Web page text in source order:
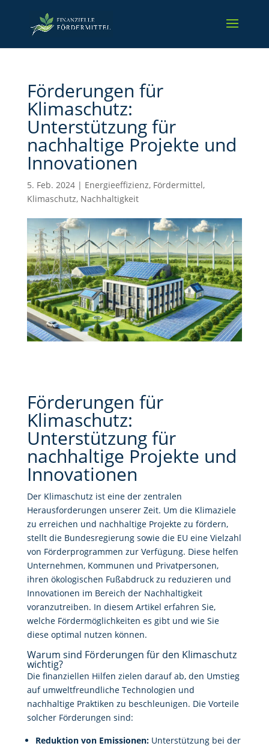
Förderungen für
Klimaschutz:
Unterstützung für
nachhaltige Projekte und
Innovationen
5. Feb. 2024| Energieeffizienz, Fördermittel,
Klimaschutz, Nachhaltigkeit
Förderungen für
Klimaschutz:
Unterstützung für
nachhaltige Projekte und
Innovationen
Der Klimaschutz ist eine der zentralen
Herausforderungen unserer Zeit. Um die Klimaziele
zu erreichen und nachhaltige Projekte zu fördern,
stellt die Bundesregierung sowie die EU eine Vielzahl
von Förderprogrammen zur Verfügung. Diese helfen
Unternehmen, Kommunen und Privatpersonen,
ihren ökologischen Fußabdruck zu reduzieren und
Innovationen im Bereich der Nachhaltigkeit
voranzutreiben. In diesem Artikel erfahren Sie,
welche Fördermöglichkeiten es gibt und wie Sie
diese optimal nutzen können.
Warum sind Förderungen für den Klimaschutz
wichtig?
Die finanziellen Hilfen zielen darauf ab, den Umstieg
auf umweltfreundliche Technologien und
nachhaltige Praktiken zu beschleunigen. Die Vorteile
solcher Förderungen sind:
Reduktion von Emissionen:Unterstützung bei der